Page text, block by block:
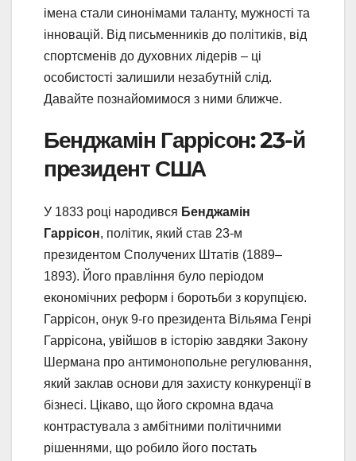
імена стали синонімами таланту, мужності та
інновацій. Від письменників до політиків, від
спортсменів до духовних лідерів – ці
особистості залишили незабутній слід.
Давайте познайомимося з ними ближче.
Бенджамін Гаррісон: 23-й
президент США
У 1833 році народився Бенджамін
Гаррісон, політик, який став 23-м
президентом Сполучених Штатів (1889–
1893). Його правління було періодом
економічних реформ і боротьби з корупцією.
Гаррісон, онук 9-го президента Вільяма Генрі
Гаррісона, увійшов в історію завдяки Закону
Шермана про антимонопольне регулювання,
який заклав основи для захисту конкуренції в
бізнесі. Цікаво, що його скромна вдача
контрастувала з амбітними політичними
рішеннями, що робило його постать